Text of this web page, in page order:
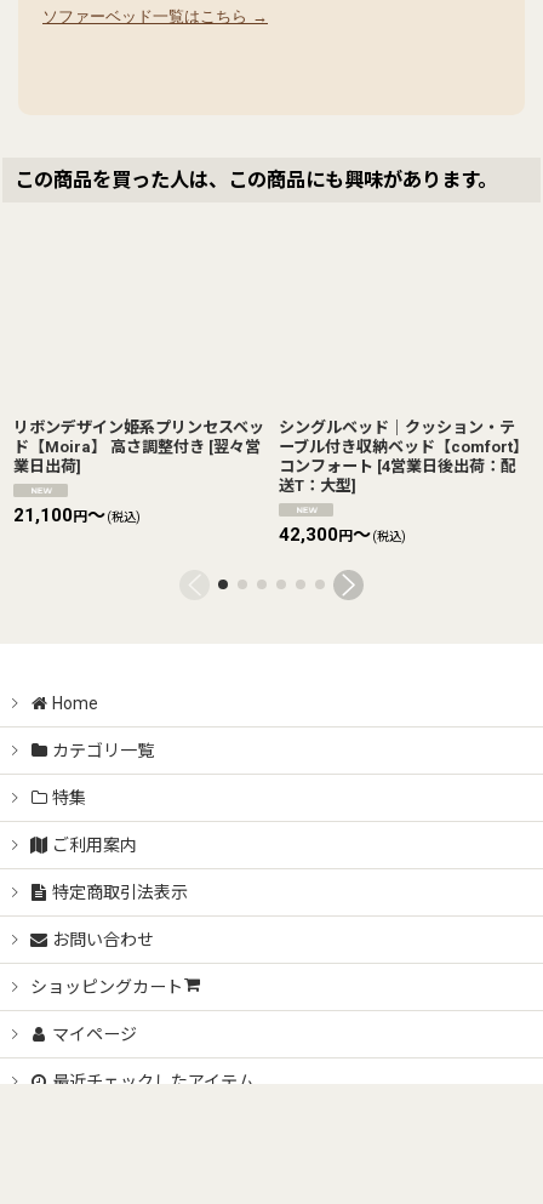
ソファーベッド一覧はこちら →
この商品を買った人は、この商品にも興味があります。
リボンデザイン姫系プリンセスベッ
ド【Moira】 高さ調整付き [翌々営
業日出荷]
21,100円～(税込)
シングルベッド｜クッション・テ
ーブル付き収納ベッド【comfort】
コンフォート [4営業日後出荷：配
送T：大型]
42,300円～(税込)
Home
カテゴリ一覧
特集
ご利用案内
特定商取引法表示
お問い合わせ
ショッピングカート
マイページ
最近チェックしたアイテム